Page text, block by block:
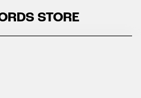
STORE